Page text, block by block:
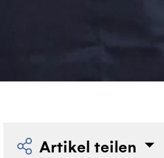
Artikel teilen